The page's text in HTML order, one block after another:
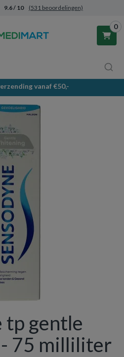
9.6 / 10 (531 beoordelingen)
0
is leeg.
met producten.
vanaf €50,-
tp gentle
75 milliliter